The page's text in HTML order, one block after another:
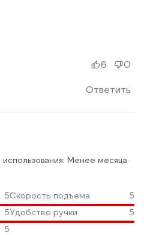
Ответить
6 0
Менее месяца
5Скорость подъема
5
5Удобство ручки
5
5